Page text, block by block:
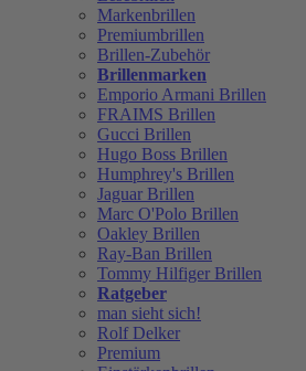
Markenbrillen
Premiumbrillen
Brillen-Zubehör
Brillenmarken
Emporio Armani Brillen
FRAIMS Brillen
Gucci Brillen
Hugo Boss Brillen
Humphrey's Brillen
Jaguar Brillen
Marc O'Polo Brillen
Oakley Brillen
Ray-Ban Brillen
Tommy Hilfiger Brillen
Ratgeber
man sieht sich!
Rolf Delker
Premium